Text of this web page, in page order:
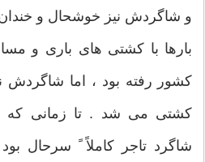
و شاگردش نیز خوشحال و
بارها با کشتی های باری و
کشور رفته بود ، اما شاگردش
کشتی می شد . تا زمانی كه
شاگرد تاجر کاملاً ً سرحال